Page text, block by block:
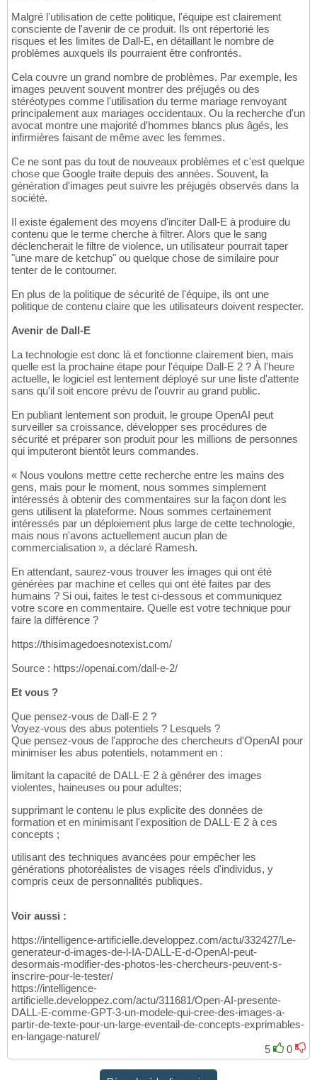
Malgré l'utilisation de cette politique, l'équipe est clairement
consciente de l'avenir de ce produit. Ils ont répertorié les
risques et les limites de Dall-E, en détaillant le nombre de
problèmes auxquels ils pourraient être confrontés.
Cela couvre un grand nombre de problèmes. Par exemple, les
images peuvent souvent montrer des préjugés ou des
stéréotypes comme l'utilisation du terme mariage renvoyant
principalement aux mariages occidentaux. Ou la recherche d'un
avocat montre une majorité d'hommes blancs plus âgés, les
infirmières faisant de même avec les femmes.
Ce ne sont pas du tout de nouveaux problèmes et c'est quelque
chose que Google traite depuis des années. Souvent, la
génération d'images peut suivre les préjugés observés dans la
société.
Il existe également des moyens d'inciter Dall-E à produire du
contenu que le terme cherche à filtrer. Alors que le sang
déclencherait le filtre de violence, un utilisateur pourrait taper
"une mare de ketchup" ou quelque chose de similaire pour
tenter de le contourner.
En plus de la politique de sécurité de l'équipe, ils ont une
politique de contenu claire que les utilisateurs doivent respecter.
Avenir de Dall-E
La technologie est donc là et fonctionne clairement bien, mais
quelle est la prochaine étape pour l'équipe Dall-E 2 ? À l'heure
actuelle, le logiciel est lentement déployé sur une liste d'attente
sans qu'il soit encore prévu de l'ouvrir au grand public.
En publiant lentement son produit, le groupe OpenAI peut
surveiller sa croissance, développer ses procédures de
sécurité et préparer son produit pour les millions de personnes
qui imputeront bientôt leurs commandes.
« Nous voulons mettre cette recherche entre les mains des
gens, mais pour le moment, nous sommes simplement
intéressés à obtenir des commentaires sur la façon dont les
gens utilisent la plateforme. Nous sommes certainement
intéressés par un déploiement plus large de cette technologie,
mais nous n'avons actuellement aucun plan de
commercialisation », a déclaré Ramesh.
En attendant, saurez-vous trouver les images qui ont été
générées par machine et celles qui ont été faites par des
humains ? Si oui, faites le test ci-dessous et communiquez
votre score en commentaire. Quelle est votre technique pour
faire la différence ?
https://thisimagedoesnotexist.com/
Source : https://openai.com/dall-e-2/
Et vous ?
Que pensez-vous de Dall-E 2 ?
Voyez-vous des abus potentiels ? Lesquels ?
Que pensez-vous de l'approche des chercheurs d'OpenAI pour
minimiser les abus potentiels, notamment en :
limitant la capacité de DALL·E 2 à générer des images
violentes, haineuses ou pour adultes;
supprimant le contenu le plus explicite des données de
formation et en minimisant l'exposition de DALL·E 2 à ces
concepts ;
utilisant des techniques avancées pour empêcher les
générations photoréalistes de visages réels d'individus, y
compris ceux de personnalités publiques.
Voir aussi :
https://intelligence-artificielle.developpez.com/actu/332427/Le-
generateur-d-images-de-l-IA-DALL-E-d-OpenAI-peut-
desormais-modifier-des-photos-les-chercheurs-peuvent-s-
inscrire-pour-le-tester/
https://intelligence-
artificielle.developpez.com/actu/311681/Open-AI-presente-
DALL-E-comme-GPT-3-un-modele-qui-cree-des-images-a-
partir-de-texte-pour-un-large-eventail-de-concepts-exprimables-
en-langage-naturel/
5
0